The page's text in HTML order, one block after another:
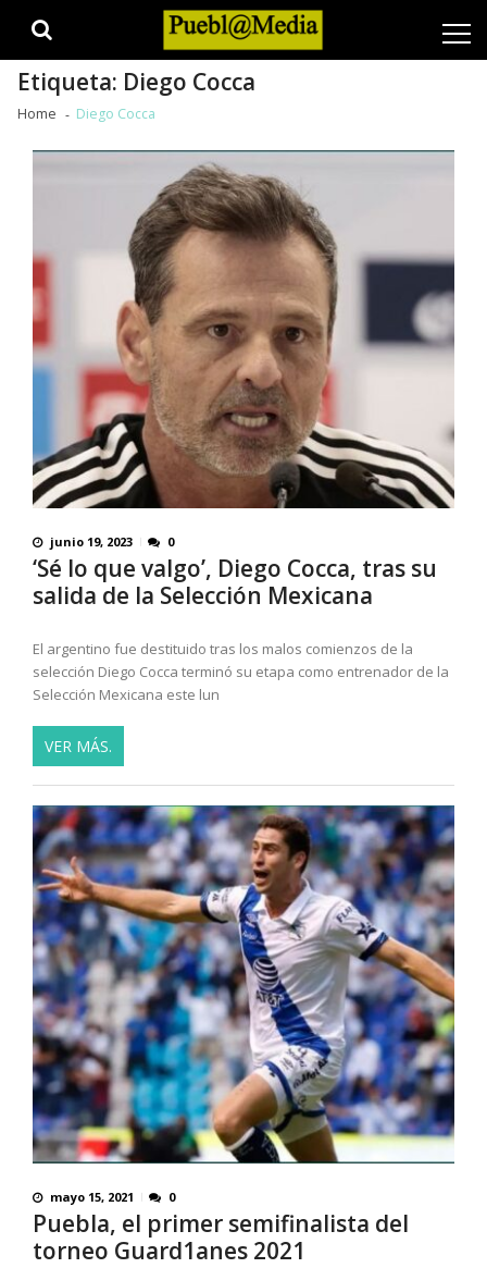
Etiqueta: Diego Cocca
Home Diego Cocca
junio 19, 2023 0
‘Sé lo que valgo’, Diego Cocca, tras su
salida de la Selección Mexicana
El argentino fue destituido tras los malos comienzos de la
selección Diego Cocca terminó su etapa como entrenador de la
Selección Mexicana este lun
VER MÁS.
mayo 15, 2021 0
Puebla, el primer semifinalista del
torneo Guard1anes 2021